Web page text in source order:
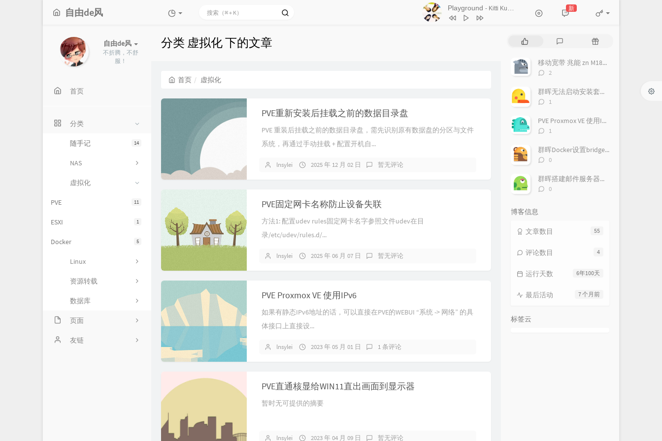
自由de风 Playground - Kitti Kuremanee
Chookiat Sakveerakul / August Band
2
A Smile That I Would Never See
Kitti Kuremanee
刘昊霖
厘小白
Tom Rosenthal
叶蒨文
黄灰红
新
自由de风
不折腾，不舒
服！
首页
分类
14
随手记
NAS
虚拟化
11
PVE
1
ESXI
5
Docker
Linux
资源转载
数据库
页面
关于友链
分类 虚拟化 下的文章
首页 虚拟化
PVE重新安装后挂载之前的数据目录盘
PVE 重装后挂载之前的数据目录盘，需先识别原有数据盘的分区与文件
系统，再通过​手动挂载 + 配置开机自...
lnsylei 2025 年 12 月 02 日 暂无评论
PVE固定网卡名称防止设备失联
方法1: 配置udev rules固定网卡名字参照文件udev在目
录/etc/udev/rules.d/...
lnsylei 2025 年 06 月 07 日 暂无评论
PVE Proxmox VE 使用IPv6
如果有静态IPv6地址的话，可以直接在PVE的WEBUI “系统 -> 网络” 的具
体接口上直接设...
lnsylei 2023 年 05 月 01 日 1 条评论
PVE直通核显给WIN11直出画面到显示器
暂时无可提供的摘要
lnsylei 2023 年 04 月 09 日 暂无评论
评
随
文移动宽带 兆能 zn M180G 光猫 超级密码破解 改桥接教程
评
数：
2
群晖无法启动安装套件，提示此套件需要您启动pgsql-adapter.service
评
数：
1
PVE Proxmox VE 使用IPv6
评
数：
1
群晖Docker设置bridge-host模式
评
数：
0
群晖搭建邮件服务器（Mailplus Server套件）
评
0
博客信息
55
文章数目
4
评论数目
6年100天
运行天数
7 个月前
最后活动
标签云